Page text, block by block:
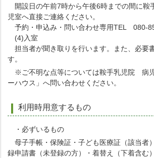
開設日の午前7時から午後6時までの間に鞍
児室へ直接ご連絡ください。
予約・申込み・問い合わせ専用TEL 080-
(4)入室
担当者が聞き取りを行います。また、必要
す。
※ご不明な点等については鞍手乳児院 病
ーハウス」へ問い合わせください。
利用時用意するもの
・必ずいるもの
母子手帳・保険証・子ども医療証（該当者
録申請書（未登録の方）・着替え（下着含む